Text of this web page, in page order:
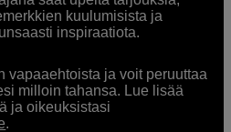
kuulumisista ja
inspiraatiota.
vapaaehtoista ja voit peruuttaa
milloin tahansa. Lue lisää
ja oikeuksistasi
.